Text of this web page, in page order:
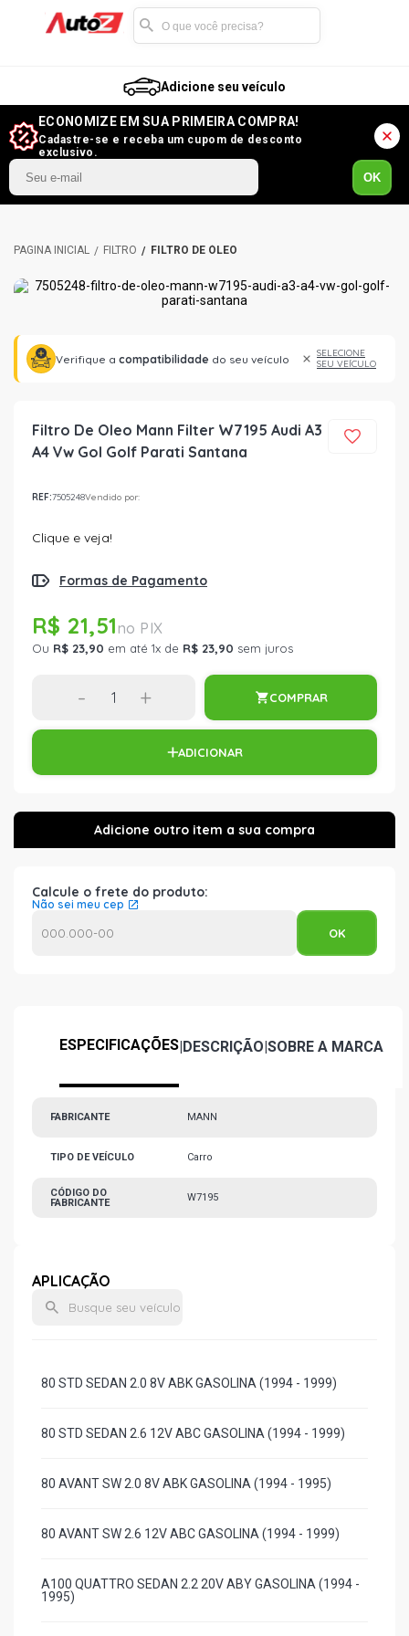
Adicione seu veículo
ECONOMIZE EM SUA PRIMEIRA COMPRA!
Cadastre-se e receba um cupom de desconto
exclusivo.
OK
FILTRO FILTRO DE ÓLEO
Verifique a compatibilidade do seu veículo
SELECIONE
SEU VEÍCULO
Filtro De Oleo Mann Filter W7195 Audi A3
A4 Vw Gol Golf Parati Santana
REF:7505248Vendido por:
Clique e veja!
Formas de Pagamento
R$ 21,51
Ou R$ 23,90 em até 1x de R$ 23,90 sem juros
- + COMPRAR
ADICIONAR
Calcule o frete do produto:
Não sei meu cep
ESPECIFICAÇÕES|DESCRIÇÃO|SOBRE A MARCA
FABRICANTE MANN
TIPO DE VEÍCULO Carro
CÓDIGO DO
FABRICANTE
W7195
APLICAÇÃO
80 STD SEDAN 2.0 8V ABK GASOLINA (1994 - 1999)
80 STD SEDAN 2.6 12V ABC GASOLINA (1994 - 1999)
80 AVANT SW 2.0 8V ABK GASOLINA (1994 - 1995)
80 AVANT SW 2.6 12V ABC GASOLINA (1994 - 1999)
A100 QUATTRO SEDAN 2.2 20V ABY GASOLINA (1994 -
1995)